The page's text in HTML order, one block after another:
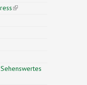
(link is external)